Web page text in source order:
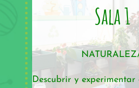
Sala 1
Descubrir y experimentar